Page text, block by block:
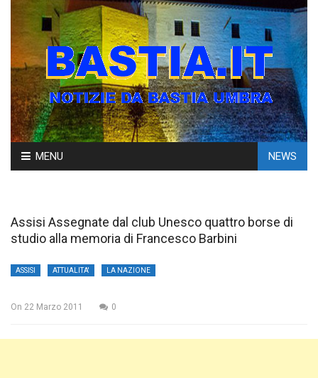
Skip
to
MENU NEWS
Assisi Assegnate dal club Unesco quattro borse di
studio alla memoria di Francesco Barbini
ASSISI ATTUALITA' LA NAZIONE
On 22 Marzo 2011 0